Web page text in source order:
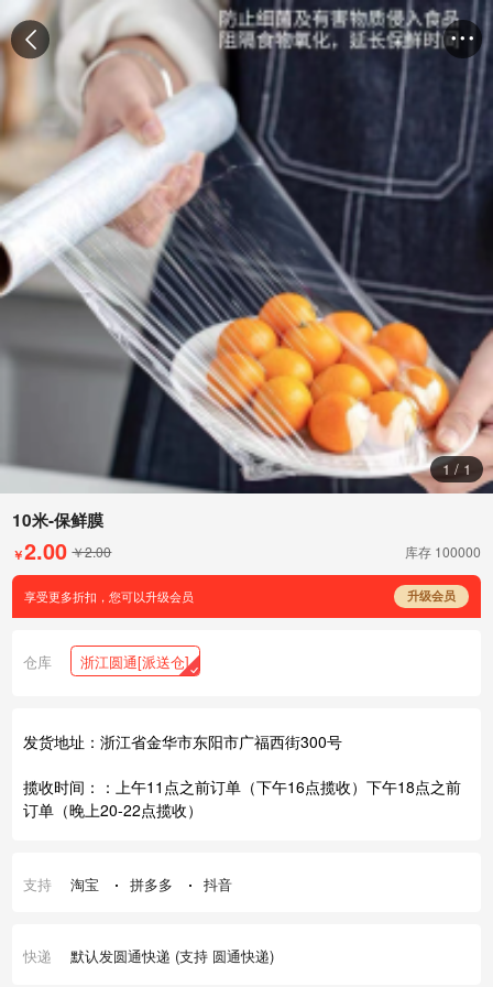
 
1 / 1
10米-保鲜膜
￥2.00 ￥2.00 库存 100000
享受更多折扣，您可以升级会员 升级会员
仓库 浙江圆通[派送仓]
发货地址：浙江省金华市东阳市广福西街300号
揽收时间：：上午11点之前订单（下午16点揽收）下午18点之前
订单（晚上20-22点揽收）
支持 淘宝 拼多多 抖音
快递 默认发圆通快递 (支持 圆通快递)